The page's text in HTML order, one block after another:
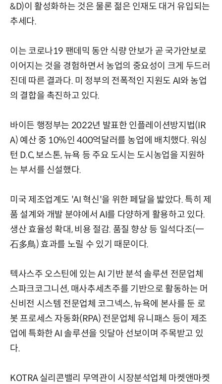
&D)이 활성화하는 것은 물론 젊은 인재도 대거 유입되는
추세다.
이는 코로나19 팬데믹 동안 식량 안보가 곧 국가안보로
이어지는 것을 경험하면서 농업의 중요성이 크게 두드러
진데 따른 결과다. 미 정부의 전폭적인 지원도 AI와 농업
의 결합을 촉진하고 있다.
바이든 행정부는 2022년 발표한 인플레이션방지법(IR
A) 예산 중 10%인 400억달러를 농업에 배치했다. 워싱
턴 D.C, 보스톤, 뉴욕 등 주요 도시는 도시농업을 지원하
는 부서를 신설했다.
미국 제조업계도 'AI 혁신'을 위한 페달을 밟았다. 특히 제
품 설계와 개발 분야에서 AI를 다양하게 활용하고 있다.
생산 효율성 확대, 비용 절감. 품질 향상 등 일석다조(一
石多鳥) 효과를 노릴 수 있기 때문이다.
텍사스주 오스틴에 있는 AI 기반 분석 솔루션 전문업체
스파크코그니션, 매사추세츠주를 기반으로 활동하는 머
신비전 시스템 전문업체 코그넥스, 뉴욕에 본사를 둔 로
봇 프로세스 자동화(RPA) 전문업체 유니패스 등이 제조
업에 특화한 AI 솔루션을 잇달아 선보이며 주목받고 있
다.
KOTRA 실리콘밸리 무역관이 시장분석업체 마켓앤마켓